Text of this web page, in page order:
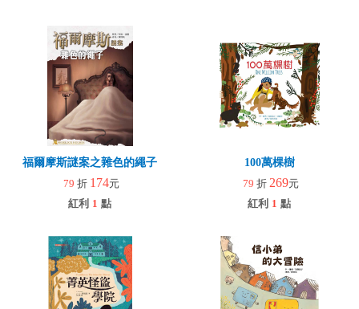
福爾摩斯謎案之雜色的繩子
79 折 174元
紅利 1 點
100萬棵樹
79 折 269元
紅利 1 點